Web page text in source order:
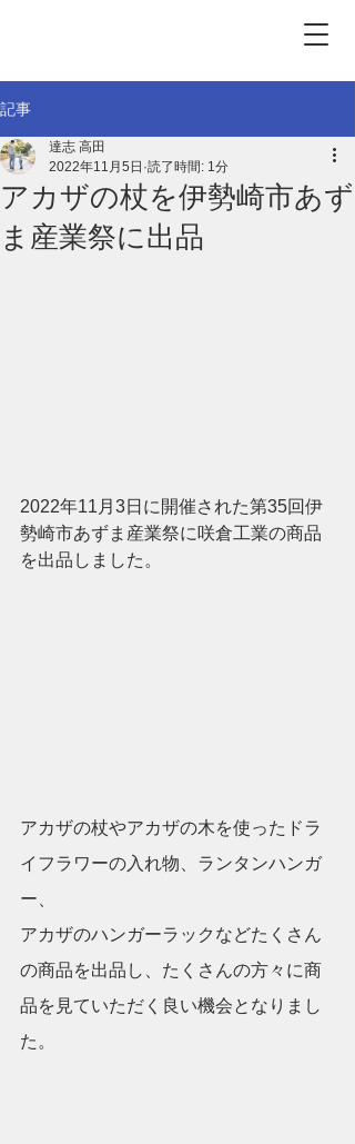
記事
アカザの杖を伊勢崎市あず
ま産業祭に出品
達志 高田
2022年11月5日 読了時間: 1分
2022年11月3日に開催された第35回伊
勢崎市あずま産業祭に咲倉工業の商品
を出品しました。
アカザの杖やアカザの木を使ったドラ
イフラワーの入れ物、ランタンハンガ
ー、
アカザのハンガーラックなどたくさん
の商品を出品し、たくさんの方々に商
品を見ていただく良い機会となりまし
た。